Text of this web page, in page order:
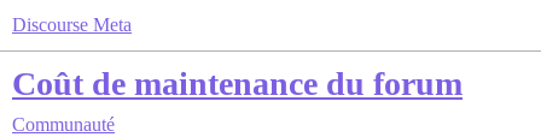
Discourse Meta
Coût de maintenance du forum
Communauté